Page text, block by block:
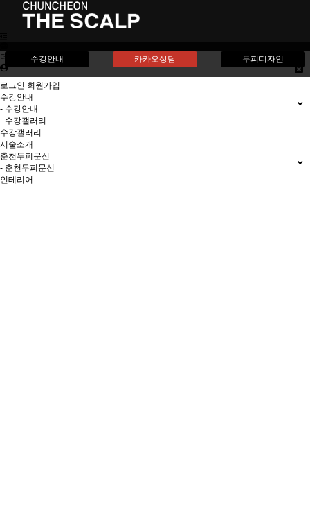
수강안내 카카오상담 두피디자인
더스칼프
로그인 회원가입
수강안내
- 수강안내
- 수강갤러리
수강갤러리
시술소개
춘천두피문신
- 춘천두피문신
인테리어